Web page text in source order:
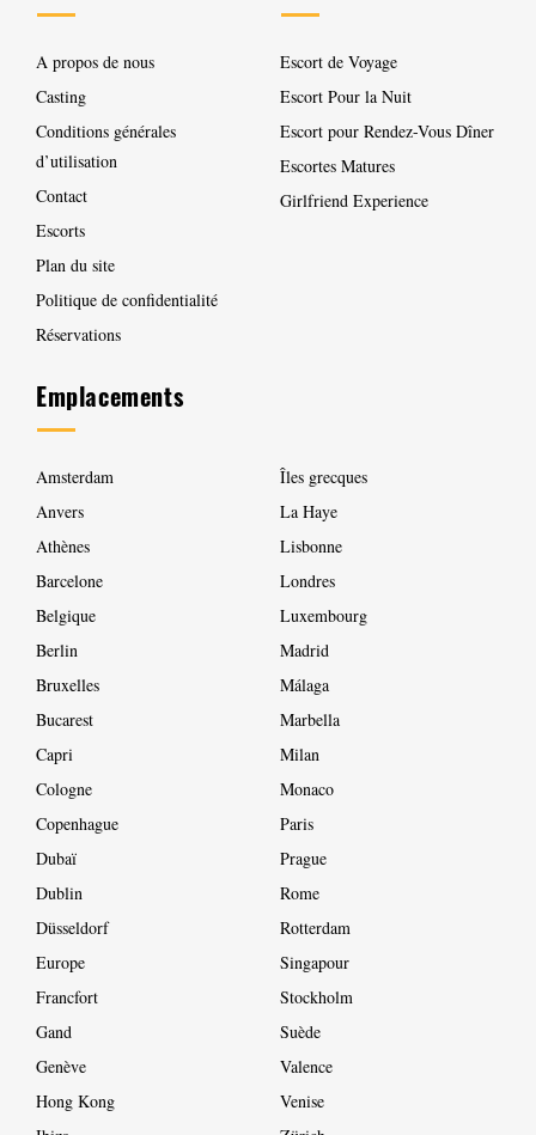
A propos de nous
Casting
Conditions générales
d’utilisation
Contact
Escorts
Plan du site
Politique de confidentialité
Réservations
Escort de Voyage
Escort Pour la Nuit
Escort pour Rendez-Vous Dîner
Escortes Matures
Girlfriend Experience
Emplacements
Amsterdam
Anvers
Athènes
Barcelone
Belgique
Berlin
Bruxelles
Bucarest
Capri
Cologne
Copenhague
Dubaï
Dublin
Düsseldorf
Europe
Francfort
Gand
Genève
Hong Kong
Îles grecques
La Haye
Lisbonne
Londres
Luxembourg
Madrid
Málaga
Marbella
Milan
Monaco
Paris
Prague
Rome
Rotterdam
Singapour
Stockholm
Suède
Valence
Venise